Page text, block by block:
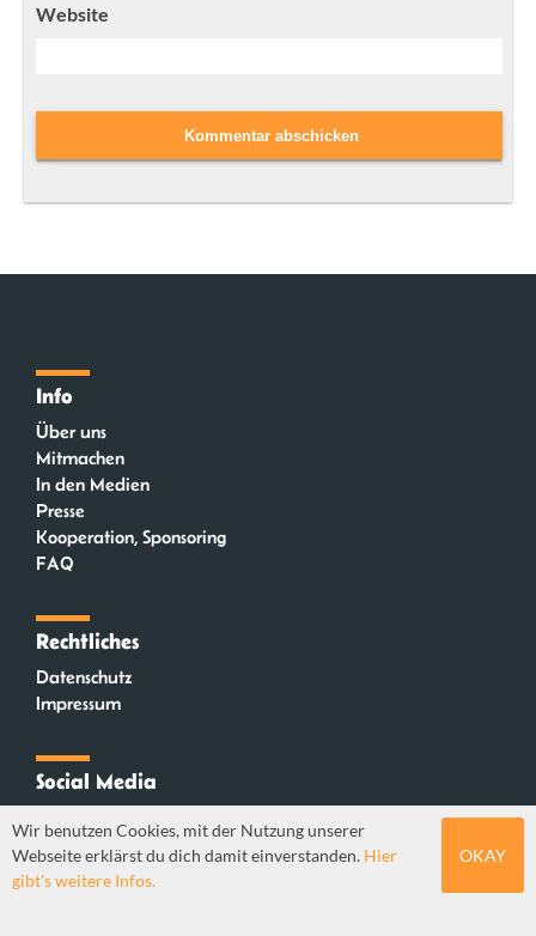
Website
Info
Über uns
Mitmachen
In den Medien
Presse
Kooperation, Sponsoring
FAQ
Rechtliches
Datenschutz
Impressum
Social Media
Mastodon
Wir benutzen Cookies, mit der Nutzung unserer
Webseite erklärst du dich damit einverstanden. Hier
gibt's weitere Infos.
OKAY